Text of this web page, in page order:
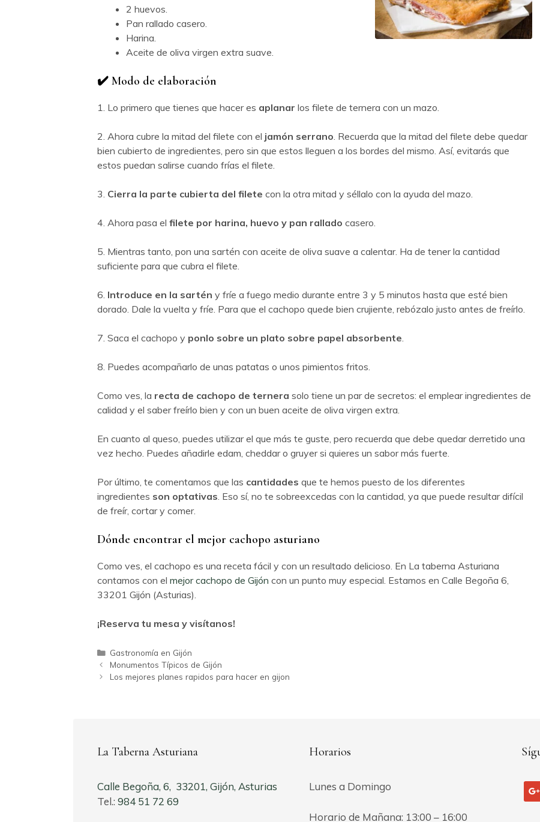
2 huevos.
Pan rallado casero.
Harina.
Aceite de oliva virgen extra suave.
✔️ Modo de elaboración
1. Lo primero que tienes que hacer es aplanar los filete de ternera con un mazo.
2. Ahora cubre la mitad del filete con el jamón serrano. Recuerda que la mitad del filete debe quedar
bien cubierto de ingredientes, pero sin que estos lleguen a los bordes del mismo. Así, evitarás que
estos puedan salirse cuando frías el filete.
3. Cierra la parte cubierta del filete con la otra mitad y séllalo con la ayuda del mazo.
4. Ahora pasa el filete por harina, huevo y pan rallado casero.
5. Mientras tanto, pon una sartén con aceite de oliva suave a calentar. Ha de tener la cantidad
suficiente para que cubra el filete.
6. Introduce en la sartén y fríe a fuego medio durante entre 3 y 5 minutos hasta que esté bien
dorado. Dale la vuelta y fríe. Para que el cachopo quede bien crujiente, rebózalo justo antes de freírlo.
7. Saca el cachopo y ponlo sobre un plato sobre papel absorbente.
8. Puedes acompañarlo de unas patatas o unos pimientos fritos.
Como ves, la recta de cachopo de ternera solo tiene un par de secretos: el emplear ingredientes de
calidad y el saber freírlo bien y con un buen aceite de oliva virgen extra.
En cuanto al queso, puedes utilizar el que más te guste, pero recuerda que debe quedar derretido una
vez hecho. Puedes añadirle edam, cheddar o gruyer si quieres un sabor más fuerte.
Por último, te comentamos que las cantidades que te hemos puesto de los diferentes
ingredientes son optativas. Eso sí, no te sobreexcedas con la cantidad, ya que puede resultar difícil
de freír, cortar y comer.
Dónde encontrar el mejor cachopo asturiano
Como ves, el cachopo es una receta fácil y con un resultado delicioso. En La taberna Asturiana
contamos con el mejor cachopo de Gijón con un punto muy especial. Estamos en Calle Begoña 6,
33201 Gijón (Asturias).
¡Reserva tu mesa y visítanos!
Categorías
Gastronomía en Gijón
Monumentos Típicos de Gijón
Los mejores planes rapidos para hacer en gijon
La Taberna Asturiana
Calle Begoña, 6, 33201, Gijón, Asturias
Tel.: 984 51 72 69
Horarios
Lunes a Domingo
Horario de Mañana: 13:00 – 16:00